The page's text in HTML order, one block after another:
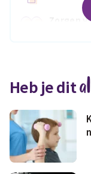
Zorgen
Geld &
Heb je dit